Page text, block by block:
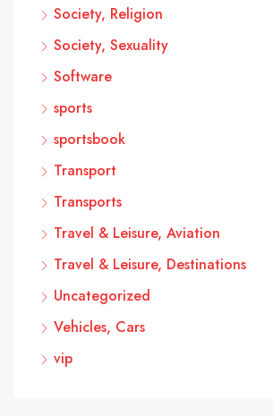
Society, Religion
Society, Sexuality
Software
sports
sportsbook
Transport
Transports
Travel & Leisure, Aviation
Travel & Leisure, Destinations
Uncategorized
Vehicles, Cars
vip